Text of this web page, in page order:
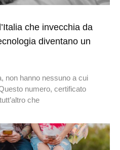
che invecchia da
diventano un
non hanno nessuno a cui
numero, certificato
che